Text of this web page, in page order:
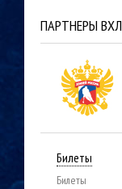
ПАРТНЕРЫ ВХЛ
Билеты
Билеты